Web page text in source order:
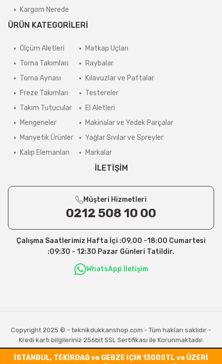
Kargom Nerede
ÜRÜN KATEGORİLERİ
Ölçüm Aletleri
Torna Takımları
Torna Aynası
Freze Takımları
Takım Tutucular
Mengeneler
Manyetik Ürünler
Kalıp Elemanları
Matkap Uçları
Raybalar
Kılavuzlar ve Paftalar
Testereler
El Aletleri
Makinalar ve Yedek Parçalar
Yağlar Sıvılar ve Spreyler
Markalar
İLETİŞİM
Müşteri Hizmetleri
0212 508 10 00
Çalışma Saatlerimiz Hafta İçi :09,00 -18:00 Cumartesi
:09:30 - 12:30 Pazar Günleri Tatildir.
WhatsApp İletişim
Copyright 2025 © - teknikdukkanshop.com - Tüm hakları saklıdır -
Kredi kartı bilgileriniz 256bit SSL Sertifikası ile Korunmaktadır.
İSTANBUL, TEKİRDAĞ ve GEBZE İÇİN 13000TL ve ÜZERİ